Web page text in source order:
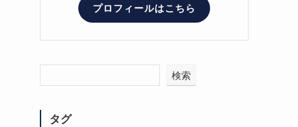
プロフィールはこちら
検索
タグ